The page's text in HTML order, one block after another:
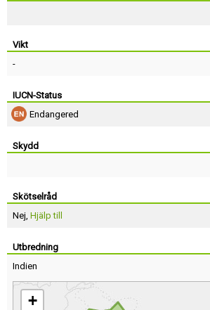
Vikt
-
IUCN-Status
Endangered
Skydd
Skötselråd
Nej, Hjälp till
Utbredning
Indien
+